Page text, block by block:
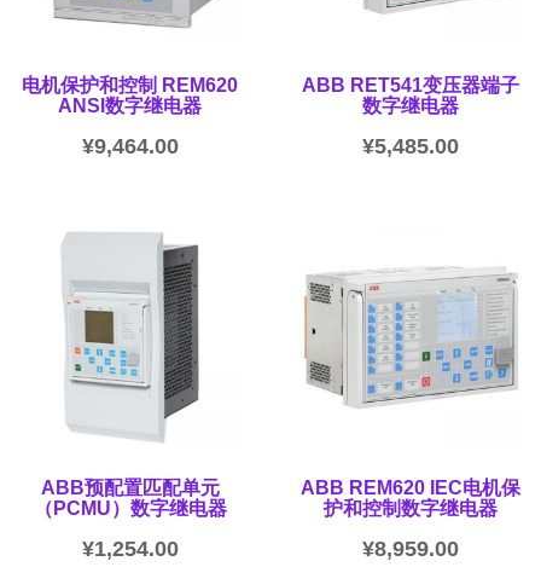
电机保护和控制 REM620
ANSI数字继电器
¥9,464.00
ABB RET541变压器端子
数字继电器
¥5,485.00
ABB预配置匹配单元
（PCMU）数字继电器
¥1,254.00
ABB REM620 IEC电机保
护和控制数字继电器
¥8,959.00